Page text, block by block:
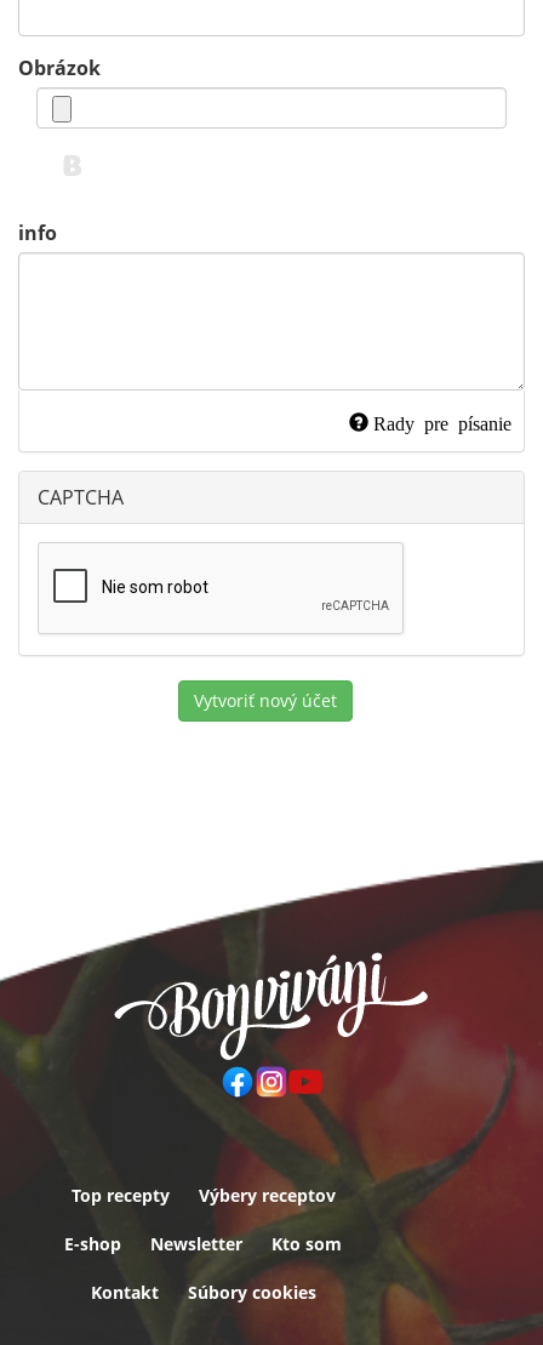
Obrázok
info
Rady pre písanie
CAPTCHA
Vytvoriť nový účet
Päta
Top recepty Výbery receptov
E-shop Newsletter Kto som
Kontakt Súbory cookies